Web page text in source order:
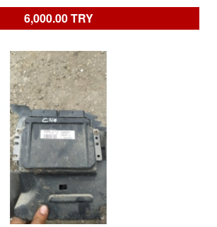
6,000.00 TRY